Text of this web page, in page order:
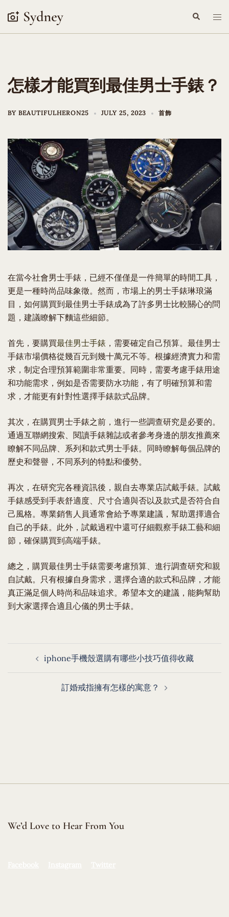
content
Search
怎樣才能買到最佳男士手錶？
BY BEAUTIFULHERON25 JULY 25, 2023 首飾
在當今社會男士手錶，已經不僅僅是一件簡單的時間工具，
更是一種時尚品味象徵。然而，市場上的男士手錶琳琅滿
目，如何購買到最佳男士手錶成為了許多男士比較關心的問
題，建議瞭解下麵這些細節。
首先，要購買最佳男士手錶 ，需要確定自己預算。最佳男士
手錶市場價格從幾百元到幾十萬元不等。根據經濟實力和需
求，制定合理預算範圍非常重要。同時，需要考慮手錶用途
和功能需求，例如是否需要防水功能，有了明確預算和需
求，才能更有針對性選擇手錶款式品牌。
其次，在購買男士手錶之前，進行一些調查研究是必要的。
通過互聯網搜索、閱讀手錶雜誌或者參考身邊的朋友推薦來
瞭解不同品牌、系列和款式男士手錶。同時瞭解每個品牌的
歷史和聲譽，不同系列的特點和優勢。
再次，在研究完各種資訊後，親自去專業店試戴手錶。試戴
手錶感受到手表舒適度、尺寸合適與否以及款式是否符合自
己風格。專業銷售人員通常會給予專業建議，幫助選擇適合
自己的手錶。此外，試戴過程中還可仔細觀察手錶工藝和細
節，確保購買到高端手錶。
總之，購買最佳男士手錶需要考慮預算、進行調查研究和親
自試戴。只有根據自身需求，選擇合適的款式和品牌，才能
真正滿足個人時尚和品味追求。希望本文的建議，能夠幫助
到大家選擇合適且心儀的男士手錶。
navigationiphone手機殼選購有哪些小技巧值得收藏
訂婚戒指擁有怎樣的寓意？
We’d Love to Hear From You